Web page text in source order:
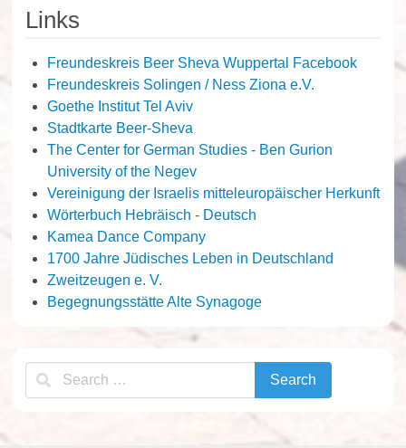
Links
Freundeskreis Beer Sheva Wuppertal Facebook
Freundeskreis Solingen / Ness Ziona e.V.
Goethe Institut Tel Aviv
Stadtkarte Beer-Sheva
The Center for German Studies - Ben Gurion
University of the Negev
Vereinigung der Israelis mitteleuropäischer Herkunft
Wörterbuch Hebräisch - Deutsch
Kamea Dance Company
1700 Jahre Jüdisches Leben in Deutschland
Zweitzeugen e. V.
Begegnungsstätte Alte Synagoge